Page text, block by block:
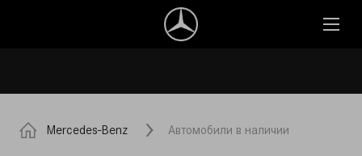
Mercedes-Benz Автомобили в наличии